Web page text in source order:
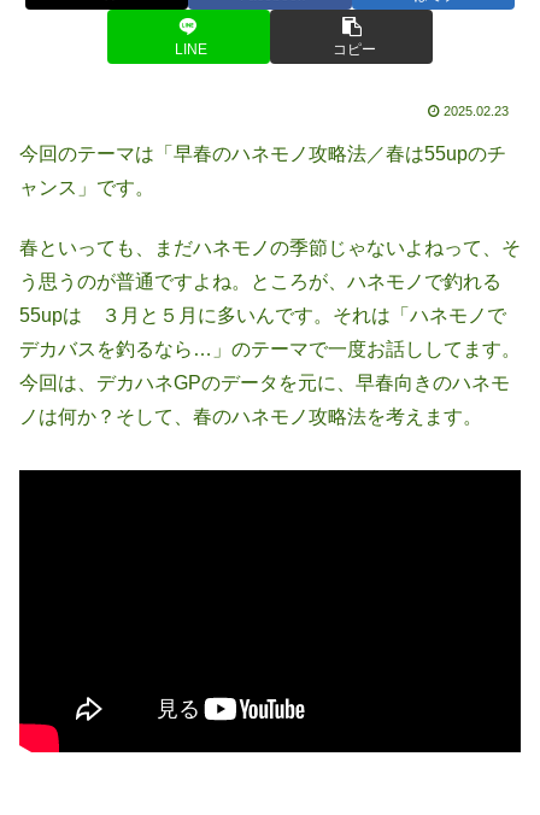
LINE コピー
2025.02.23
今回のテーマは「早春のハネモノ攻略法／春は55upのチ
ャンス」です。
春といっても、まだハネモノの季節じゃないよねって、そ
う思うのが普通ですよね。ところが、ハネモノで釣れる
55upは ３月と５月に多いんです。それは「ハネモノで
デカバスを釣るなら…」のテーマで一度お話ししてます。
今回は、デカハネGPのデータを元に、早春向きのハネモ
ノは何か？そして、春のハネモノ攻略法を考えます。